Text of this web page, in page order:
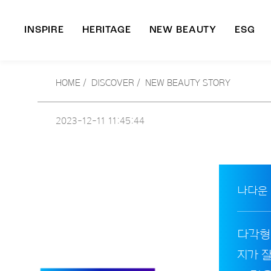
INSPIRE HERITAGE NEW BEAUTY ESG
HOME / DISCOVER / NEW BEAUTY STORY
2023-12-11 11:45:44
나다운
다각
지가